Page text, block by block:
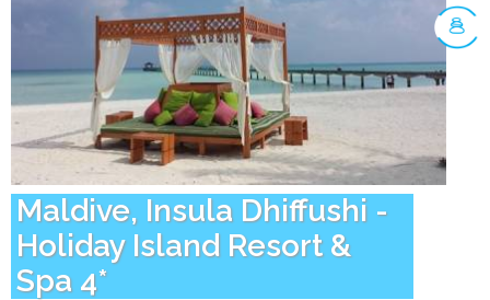
Maldive, Insula Dhiffushi -
Holiday Island Resort &
Spa 4*